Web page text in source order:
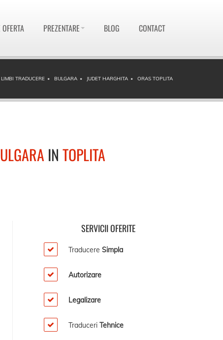
PREZENTARE BLOG CONTACT
LIMBI TRADUCERE BULGARA JUDET HARGHITA ORAS TOPLITA
IN TOPLITA
SERVICII OFERITE
Traducere Simpla
Autorizare
Legalizare
Traduceri Tehnice